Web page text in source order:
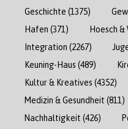
Geschichte (1375)
Hafen (371) Hoesch
Integration (2267)
Keuning-Haus (489)
Kultur & Kreatives (4352)
Medizin & Gesundheit (811)
Nachhaltigkeit (426)